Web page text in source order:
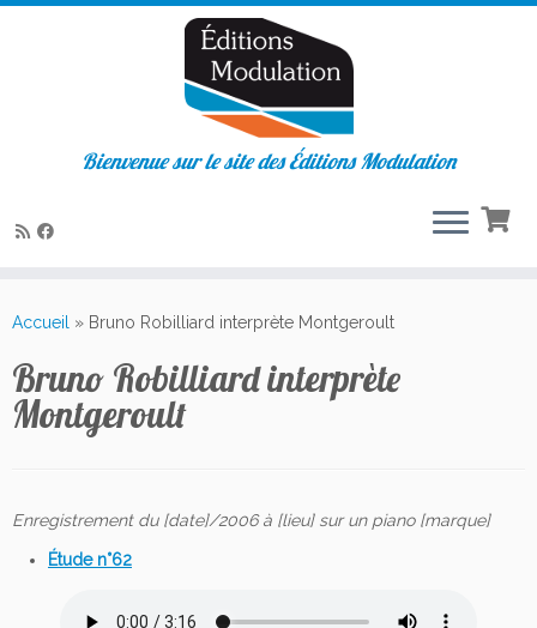
au
Bienvenue sur le site des Éditions Modulation
Accueil » Bruno Robilliard interprète Montgeroult
Bruno Robilliard interprète
Montgeroult
Enregistrement du [date]/2006 à [lieu] sur un piano [marque]
Étude n°62